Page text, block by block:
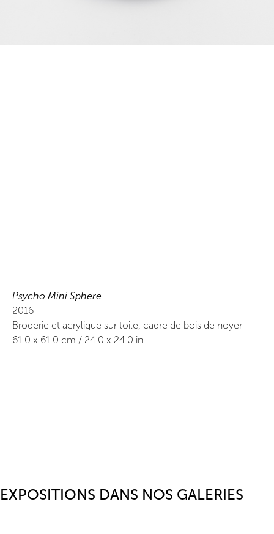
Psycho Mini Sphere
2016
Broderie et acrylique sur toile, cadre de bois de noyer
61.0 x 61.0 cm / 24.0 x 24.0 in
EXPOSITIONS DANS NOS GALERIES